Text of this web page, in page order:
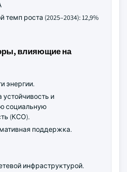
роста (2025–2034): 12,9%
влияющие на
энергии.
и
социальную
(КСО).
поддержка.
инфраструктурой.